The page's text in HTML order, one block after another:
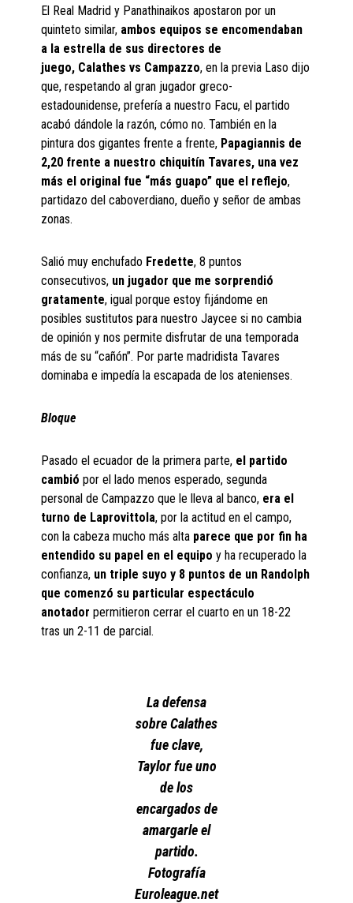
El Real Madrid y Panathinaikos apostaron por un
quinteto similar, ambos equipos se encomendaban
a la estrella de sus directores de
juego, Calathes vs Campazzo, en la previa Laso dijo
que, respetando al gran jugador greco-
estadounidense, prefería a nuestro Facu, el partido
acabó dándole la razón, cómo no. También en la
pintura dos gigantes frente a frente, Papagiannis de
2,20 frente a nuestro chiquitín Tavares, una vez
más el original fue “más guapo” que el reflejo,
partidazo del caboverdiano, dueño y señor de ambas
zonas.
Salió muy enchufado Fredette, 8 puntos
consecutivos, un jugador que me sorprendió
gratamente, igual porque estoy fijándome en
posibles sustitutos para nuestro Jaycee si no cambia
de opinión y nos permite disfrutar de una temporada
más de su “cañón”. Por parte madridista Tavares
dominaba e impedía la escapada de los atenienses.
Bloque
Pasado el ecuador de la primera parte, el partido
cambió por el lado menos esperado, segunda
personal de Campazzo que le lleva al banco, era el
turno de Laprovittola, por la actitud en el campo,
con la cabeza mucho más alta parece que por fin ha
entendido su papel en el equipo y ha recuperado la
confianza, un triple suyo y 8 puntos de un Randolph
que comenzó su particular espectáculo
anotador permitieron cerrar el cuarto en un 18-22
tras un 2-11 de parcial.
La defensa
sobre Calathes
fue clave,
Taylor fue uno
de los
encargados de
amargarle el
partido.
Fotografía
Euroleague.net